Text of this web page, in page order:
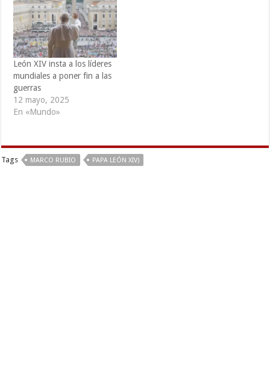
León XIV insta a los líderes
mundiales a poner fin a las
guerras
12 mayo, 2025
En «Mundo»
Tags MARCO RUBIO PAPA LEÓN XIV)